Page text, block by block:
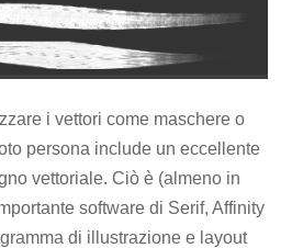
i vettori come maschere o
persona include un eccellente
vettoriale. Ciò è (almeno in
software di Serif, Affinity
di illustrazione e layout